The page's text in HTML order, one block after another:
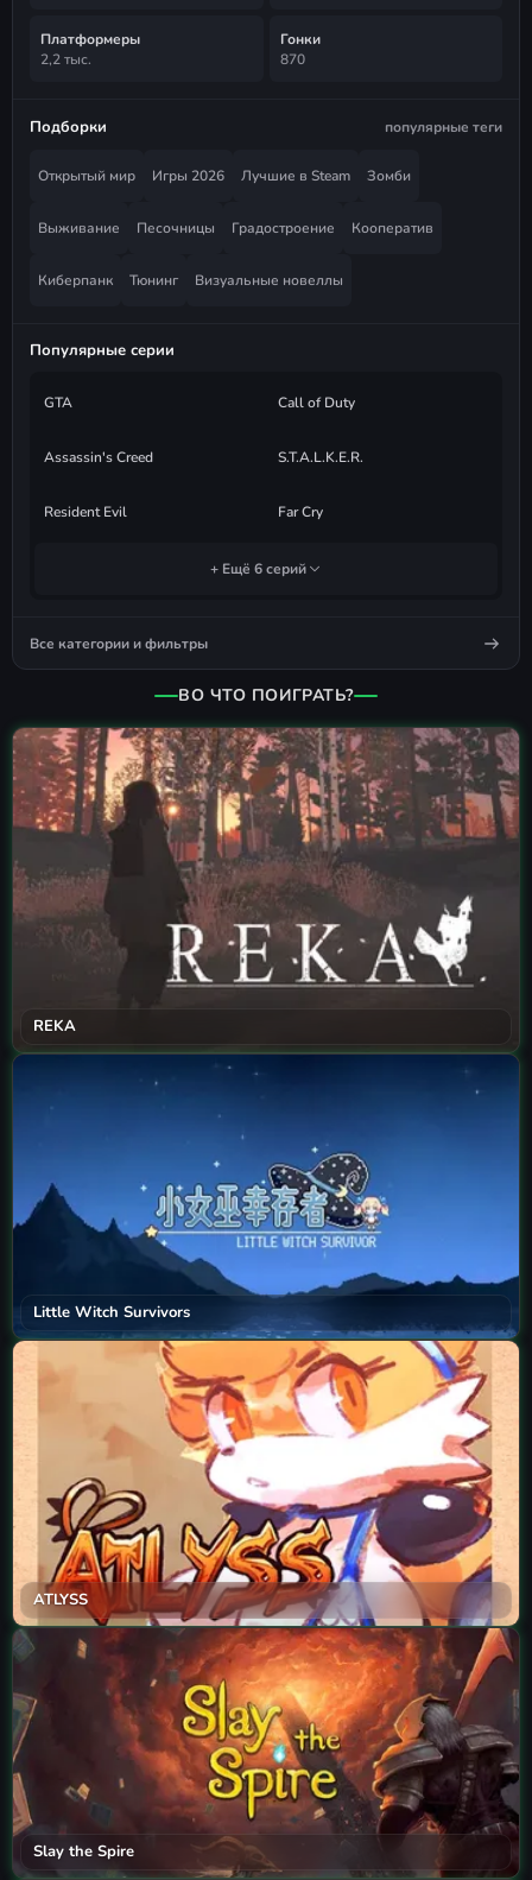
Платформеры
2,2 тыс.
Гонки
870
Подборки популярные теги
Открытый мир Игры 2026 Лучшие в Steam Зомби
Выживание Песочницы Градостроение Кооператив
Киберпанк Тюнинг Визуальные новеллы
Популярные серии
GTA Call of Duty
Assassin's Creed S.T.A.L.K.E.R.
Resident Evil Far Cry
+ Ещё 6 серий
Все категории и фильтры
ВО ЧТО ПОИГРАТЬ?
REKA
Little Witch Survivors
ATLYSS
Slay the Spire